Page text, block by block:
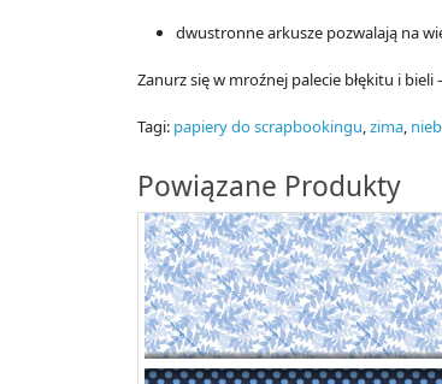
dwustronne arkusze pozwalają na
Zanurz się w mroźnej palecie błękitu i bieli
Tagi: papiery do scrapbookingu zima
Powiązane Produkty